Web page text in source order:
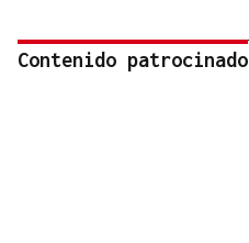
Contenido patrocinado